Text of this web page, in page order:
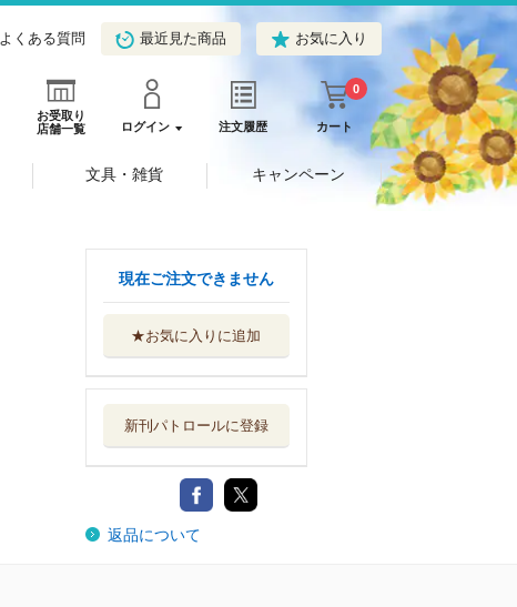
よくある質問 最近見た商品 お気に入り
お受取り
店舗一覧
ログイン 注文履歴 カート
0
文具・雑貨 キャンペーン
現在ご注文できません
★お気に入りに追加
新刊パトロールに登録
返品について